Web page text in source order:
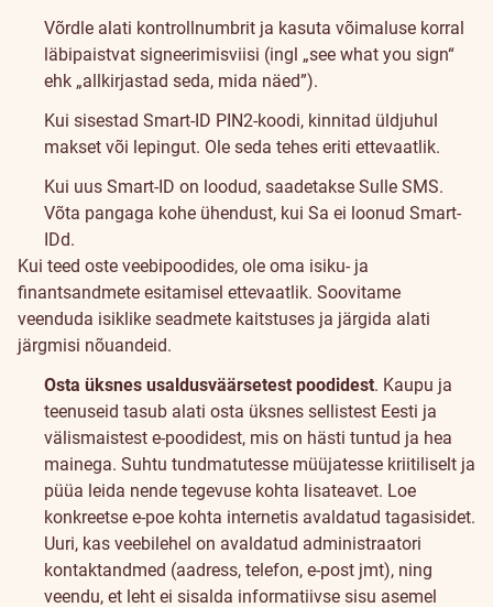
Võrdle alati kontrollnumbrit ja kasuta võimaluse korral
läbipaistvat signeerimisviisi (ingl „see what you sign“
ehk „allkirjastad seda, mida näed”).
Kui sisestad Smart-ID PIN2-koodi, kinnitad üldjuhul
makset või lepingut. Ole seda tehes eriti ettevaatlik.
Kui uus Smart-ID on loodud, saadetakse Sulle SMS.
Võta pangaga kohe ühendust, kui Sa ei loonud Smart-
IDd.
Kui teed oste veebipoodides, ole oma isiku- ja
finantsandmete esitamisel ettevaatlik. Soovitame
veenduda isiklike seadmete kaitstuses ja järgida alati
järgmisi nõuandeid.
Osta üksnes usaldusväärsetest poodidest. Kaupu ja
teenuseid tasub alati osta üksnes sellistest Eesti ja
välismaistest e-poodidest, mis on hästi tuntud ja hea
mainega. Suhtu tundmatutesse müüjatesse kriitiliselt ja
püüa leida nende tegevuse kohta lisateavet. Loe
konkreetse e-poe kohta internetis avaldatud tagasisidet.
Uuri, kas veebilehel on avaldatud administraatori
kontaktandmed (aadress, telefon, e-post jmt), ning
veendu, et leht ei sisalda informatiivse sisu asemel